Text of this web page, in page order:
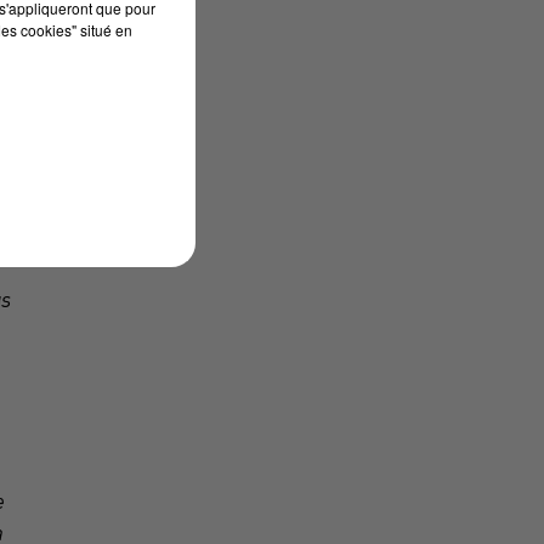
que pour
cookies" situé en